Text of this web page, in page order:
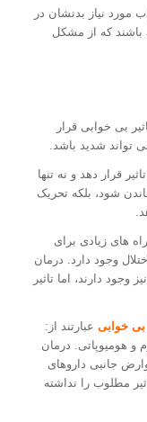
مورد نیاز بدنشان در
که از مشکل
بی خوابی قرار
تواند شدید باشد.
قرار دهد و نه تنها
شود، بلکه تحریک
های زیادی برای
وجود دارد. درمان
وجود دارند، اما تاثیر
بی خوابیعبارتند از:
و هومیوپاتی. درمان
جانبی داروهای
مطلوب را نداشته